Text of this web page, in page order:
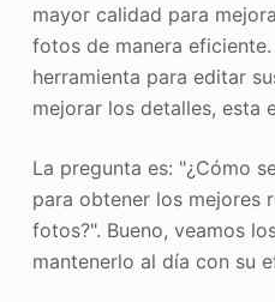
mayor calidad para
fotos de manera
herramienta para editar
mejorar los detalles, esta
La pregunta es: "¿Cómo
para obtener los mejores
fotos?". Bueno, veamos
mantenerlo al día con su